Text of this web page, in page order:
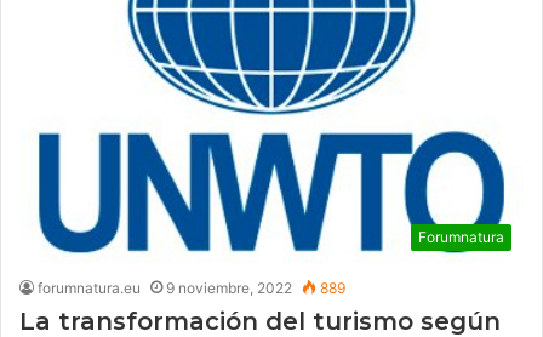
Forumnatura
forumnatura.eu 9 noviembre, 2022 889
La transformación del turismo según